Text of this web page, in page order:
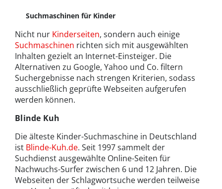
Suchmaschinen für Kinder
Nicht nur Kinderseiten, sondern auch einige
Suchmaschinen richten sich mit ausgewählten
Inhalten gezielt an Internet-Einsteiger. Die
Alternativen zu Google, Yahoo und Co. filtern
Suchergebnisse nach strengen Kriterien, sodass
ausschließlich geprüfte Webseiten aufgerufen
werden können.
Blinde Kuh
Die älteste Kinder-Suchmaschine in Deutschland
ist Blinde-Kuh.de. Seit 1997 sammelt der
Suchdienst ausgewählte Online-Seiten für
Nachwuchs-Surfer zwischen 6 und 12 Jahren. Die
Webseiten der Schlagwortsuche werden teilweise